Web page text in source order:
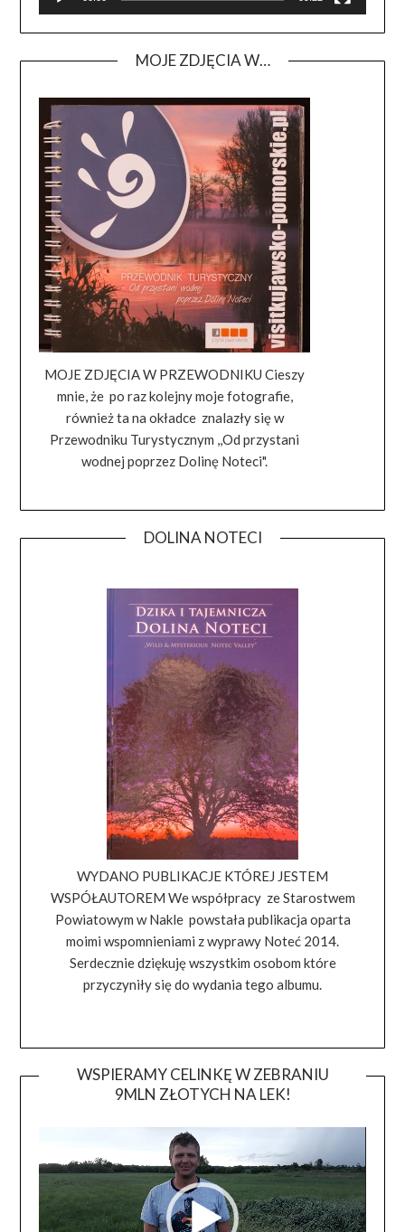
MOJE ZDJĘCIA W…
MOJE ZDJĘCIA W PRZEWODNIKU Cieszy
mnie, że po raz kolejny moje fotografie,
również ta na okładce znalazły się w
Przewodniku Turystycznym ,,Od przystani
wodnej poprzez Dolinę Noteci".
DOLINA NOTECI
WYDANO PUBLIKACJE KTÓREJ JESTEM
WSPÓŁAUTOREM We współpracy ze Starostwem
Powiatowym w Nakle powstała publikacja oparta
moimi wspomnieniami z wyprawy Noteć 2014.
Serdecznie dziękuję wszystkim osobom które
przyczyniły się do wydania tego albumu.
WSPIERAMY CELINKĘ W ZEBRANIU
9MLN ZŁOTYCH NA LEK!
video